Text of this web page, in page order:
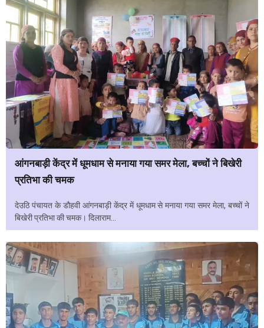
आंगनबाड़ी केंद्र में धूमधाम से मनाया गया समर मेला, बच्चों ने बिखेरी
प्रतिभा की चमक
देउठि पंचायत के डौहवी आंगनबाड़ी केंद्र में धूमधाम से मनाया गया समर मेला, बच्चों ने
बिखेरी प्रतिभा की चमक। दिलाराम...